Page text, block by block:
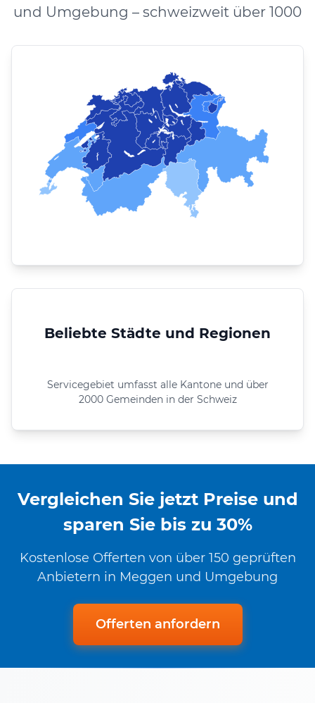
und Umgebung – schweizweit über 1000
Beliebte Städte und Regionen
Servicegebiet umfasst alle Kantone und über
2000 Gemeinden in der Schweiz
Vergleichen Sie jetzt Preise und
sparen Sie bis zu 30%
Kostenlose Offerten von über 150 geprüften
Anbietern in Meggen und Umgebung
Offerten anfordern